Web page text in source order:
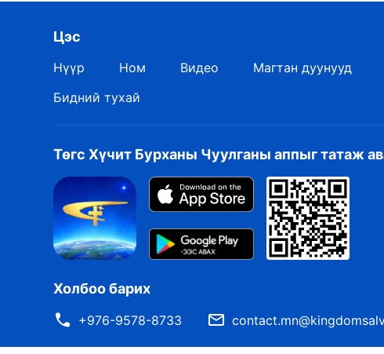
Цэс
Нүүр Ном Видео Магтан дуунууд
Бидний тухай
Төгс Хүчит Бурханы Чуулганы аппыг татаж
Холбоо барих
+976-9578-8733